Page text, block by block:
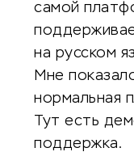
самой
на русском
Мне
нормальная
Тут есть
поддержка.